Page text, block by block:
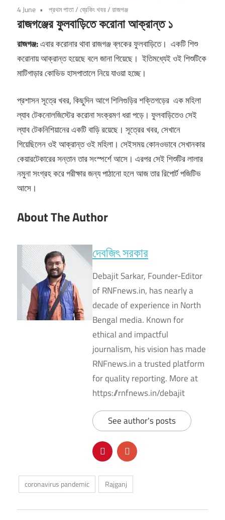
4 June প্রথম পাতা/ব্রেকিং খবর/রাজগঞ্জ
রাজগঞ্জের ফুলবাড়িতে করোনা আক্রান্ত ১
রাজগঞ্জ:এবার করোনার থাবা রাজগঞ্জ ব্লকের ফুলবাড়িতে। একটি শিশু
করোনায় আক্রান্ত হয়েছে বলে জানা গিয়েছে। ইতিমধ্যেই ওই শিশুটিকে
মাটিগাড়ার কোভিড হাসপাতালে নিয়ে যাওয়া হচ্ছে।
প্রশাসন সূত্রে খবর, কিছুদিন আগে শিলিগুড়ির শক্তিগড়ের এক মহিলা
ল্যাব টেকনোলজিস্টের করোনা সংক্রমণ ধরা পড়ে। ফুলবাড়িতেও সেই
ল্যাব টেকনিশিয়ানের একটি বাড়ি রয়েছে। সূত্রের খবর, সেখানে
গিয়েছিলেন ওই আক্রান্ত ওই মহিলা। সেইসময় কোনওভাবে সেখানকার
কেয়ারটেকারের সন্তান তার সংস্পর্শে আসে। এরপর সেই শিশুটির লালার
নমুনা সংগ্রহ করে পরীক্ষার জন্য পাঠানো হলে আজ তার রিপোর্ট পজিটিভ
আসে।
About The Author
দেবজিৎ সরকার
Debajit Sarkar, Founder-Editor
of RNFnews.in, has nearly a
decade of experience in North
Bengal media. Known for
ethical and impactful
journalism, his vision has made
RNFnews.in a trusted platform
for quality reporting. More at
https://rnfnews.in/debajit
See author's posts
coronavirus pandemic Rajganj